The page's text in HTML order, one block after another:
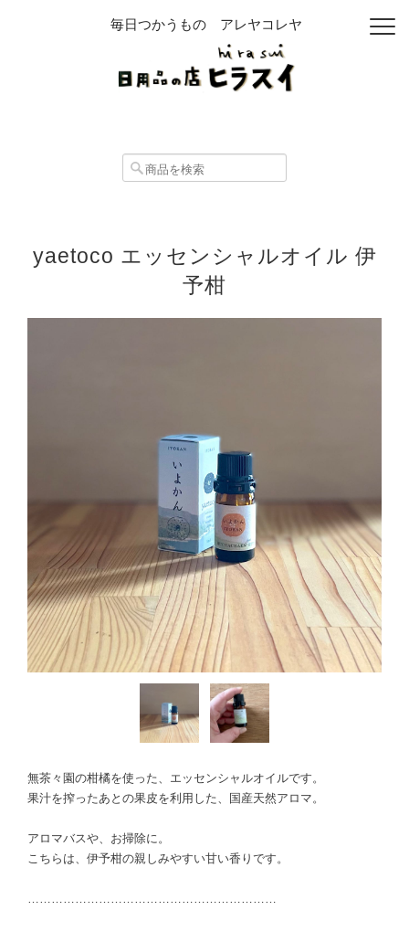
毎日つかうもの アレヤコレヤ
yaetoco エッセンシャルオイル 伊
予柑
無茶々園の柑橘を使った、エッセンシャルオイルです。
果汁を搾ったあとの果皮を利用した、国産天然アロマ。
アロマバスや、お掃除に。
こちらは、伊予柑の親しみやすい甘い香りです。
………………………………………………………